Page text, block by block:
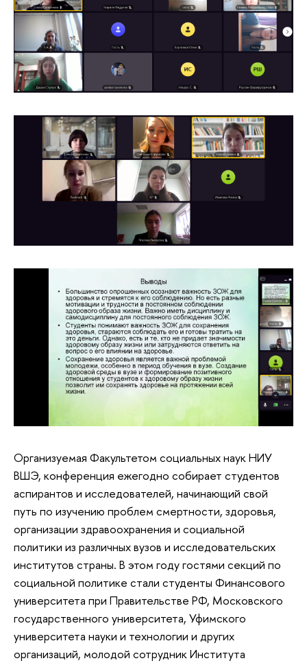
Организуемая Факультетом социальных наук НИУ
ВШЭ, конференция ежегодно собирает студентов
аспирантов и исследователей, начинающий свой
путь по изучению проблем смертности, здоровья,
организации здравоохранения и социальной
политики из различных вузов и исследовательских
институтов страны. В этом году гостями секций по
социальной политике стали студенты Финансового
университета при Правительстве РФ, Московского
государственного университета, Уфимского
университета науки и технологии и других
организаций, молодой сотрудник Института